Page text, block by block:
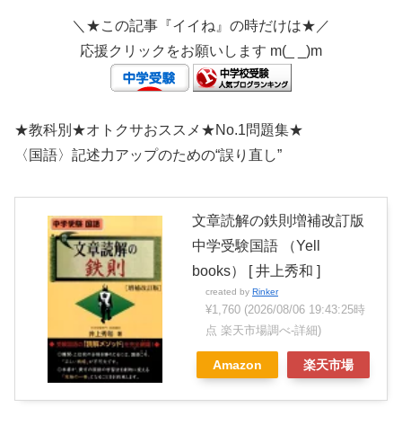
＼★この記事『イイね』の時だけは★／
応援クリックをお願いします m(_ _)m
★教科別★オトクサおススメ★No.1問題集★
〈国語〉記述力アップのための“誤り直し”
文章読解の鉄則増補改訂版
中学受験国語 （Yell
books） [ 井上秀和 ]
created by Rinker
¥1,760 (2026/08/06 19:43:25時
点 楽天市場調べ-詳細)
Amazon 楽天市場